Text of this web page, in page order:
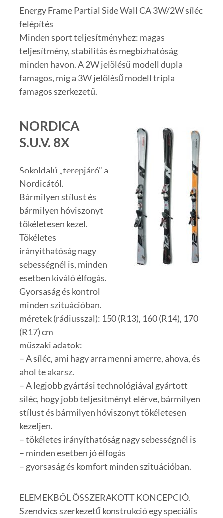
Energy Frame Partial Side Wall CA 3W/2W síléc
felépítés
Minden sport teljesítményhez: magas
teljesítmény, stabilitás és megbízhatóság
minden havon. A 2W jelölésű modell dupla
famagos, míg a 3W jelölésű modell tripla
famagos szerkezetű.
NORDICA
S.U.V. 8X
Sokoldalú „terepjáró” a
Nordicától.
Bármilyen stílust és
bármilyen hóviszonyt
tökéletesen kezel.
Tökéletes
irányíthatóság nagy
sebességnél is, minden
esetben kiváló élfogás.
Gyorsaság és kontrol
minden szituációban.
méretek (rádiusszal): 150 (R13), 160 (R14), 170
(R17) cm
műszaki adatok:
– A síléc, ami hagy arra menni amerre, ahova, és
ahol te akarsz.
– A legjobb gyártási technológiával gyártott
síléc, hogy jobb teljesítményt elérve, bármilyen
stílust és bármilyen hóviszonyt tökéletesen
kezeljen.
– tökéletes irányíthatóság nagy sebességnél is
– minden esetben jó élfogás
– gyorsaság és komfort minden szituációban.
ELEMEKBŐL ÖSSZERAKOTT KONCEPCIÓ.
Szendvics szerkezetű konstrukció egy speciális